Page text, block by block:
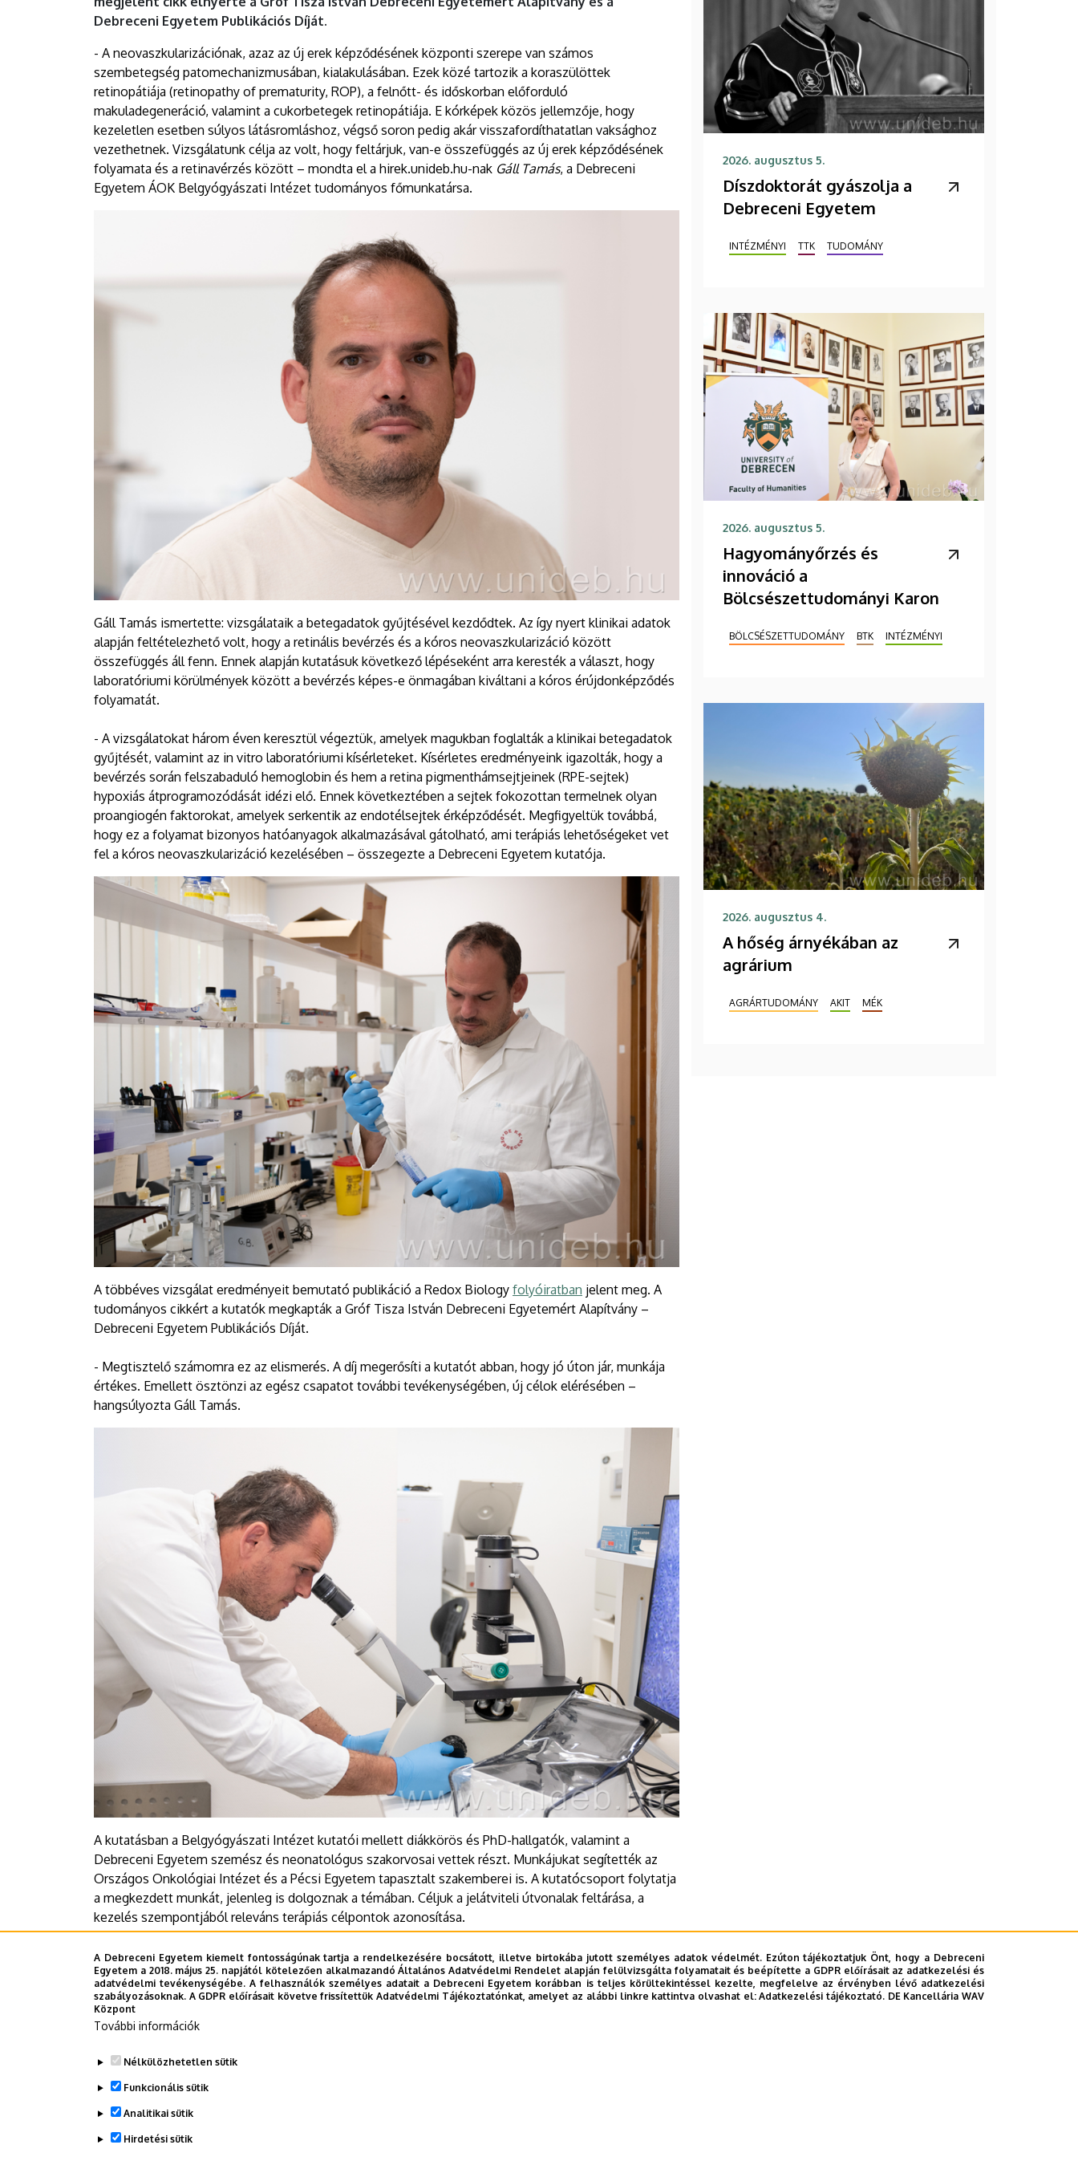
Debreceni Egyetem Publikációs Díját.
- A neovaszkularizációnak, azaz az új erek képződésének központi szerepe van számos
szembetegség patomechanizmusában, kialakulásában. Ezek közé tartozik a koraszülöttek
retinopátiája (retinopathy of prematurity, ROP), a felnőtt- és időskorban előforduló
makuladegeneráció, valamint a cukorbetegek retinopátiája. E kórképek közös jellemzője, hogy
kezeletlen esetben súlyos látásromláshoz, végső soron pedig akár visszafordíthatatlan vaksághoz
vezethetnek. Vizsgálatunk célja az volt, hogy feltárjuk, van-e összefüggés az új erek képződésének
folyamata és a retinavérzés között – mondta el a hirek.unideb.hu-nak Gáll Tamás, a Debreceni
Egyetem ÁOK Belgyógyászati Intézet tudományos főmunkatársa.
Gáll Tamás ismertette: vizsgálataik a betegadatok gyűjtésével kezdődtek. Az így nyert klinikai adatok
alapján feltételezhető volt, hogy a retinális bevérzés és a kóros neovaszkularizáció között
összefüggés áll fenn. Ennek alapján kutatásuk következő lépéseként arra keresték a választ, hogy
laboratóriumi körülmények között a bevérzés képes-e önmagában kiváltani a kóros érújdonképződés
folyamatát.
- A vizsgálatokat három éven keresztül végeztük, amelyek magukban foglalták a klinikai betegadatok
gyűjtését, valamint az in vitro laboratóriumi kísérleteket. Kísérletes eredményeink igazolták, hogy a
bevérzés során felszabaduló hemoglobin és hem a retina pigmenthámsejtjeinek (RPE-sejtek)
hypoxiás átprogramozódását idézi elő. Ennek következtében a sejtek fokozottan termelnek olyan
proangiogén faktorokat, amelyek serkentik az endotélsejtek érképződését. Megfigyeltük továbbá,
hogy ez a folyamat bizonyos hatóanyagok alkalmazásával gátolható, ami terápiás lehetőségeket vet
fel a kóros neovaszkularizáció kezelésében – összegezte a Debreceni Egyetem kutatója.
A többéves vizsgálat eredményeit bemutató publikáció a Redox Biology folyóiratban jelent meg. A
tudományos cikkért a kutatók megkapták a Gróf Tisza István Debreceni Egyetemért Alapítvány –
Debreceni Egyetem Publikációs Díját.
- Megtisztelő számomra ez az elismerés. A díj megerősíti a kutatót abban, hogy jó úton jár, munkája
értékes. Emellett ösztönzi az egész csapatot további tevékenységében, új célok elérésében –
hangsúlyozta Gáll Tamás.
A kutatásban a Belgyógyászati Intézet kutatói mellett diákkörös és PhD-hallgatók, valamint a
Debreceni Egyetem szemész és neonatológus szakorvosai vettek részt. Munkájukat segítették az
Országos Onkológiai Intézet és a Pécsi Egyetem tapasztalt szakemberei is. A kutatócsoport folytatja
a megkezdett munkát, jelenleg is dolgoznak a témában. Céljuk a jelátviteli útvonalak feltárása, a
kezelés szempontjából releváns terápiás célpontok azonosítása.
Sajtóközpont - CzA
2026. augusztus 5.
Díszdoktorát gyászolja a
Debreceni Egyetem
INTÉZMÉNYI TTK TUDOMÁNY
2026. augusztus 5.
Hagyományőrzés és
innováció a
Bölcsészettudományi Karon
BÖLCSÉSZETTUDOMÁNY BTK INTÉZMÉNYI
2026. augusztus 4.
A hőség árnyékában az
agrárium
AGRÁRTUDOMÁNY AKIT MÉK
A Debreceni Egyetem kiemelt fontosságúnak tartja a rendelkezésére bocsátott, illetve birtokába jutott személyes adatok védelmét. Ezúton tájékoztatjuk Önt, hogy a Debreceni
Egyetem a 2018. május 25. napjától kötelezően alkalmazandó Általános Adatvédelmi Rendelet alapján felülvizsgálta folyamatait és beépítette a GDPR előírásait az adatkezelési és
adatvédelmi tevékenységébe. A felhasználók személyes adatait a Debreceni Egyetem korábban is teljes körültekintéssel kezelte, megfelelve az érvényben lévő adatkezelési
szabályozásoknak. A GDPR előírásait követve frissítettük Adatvédelmi Tájékoztatónkat, amelyet az alábbi linkre kattintva olvashat el:Adatkezelési tájékoztató. DE Kancellária WAV
Központ
További információk
Nélkülözhetetlen sütik
Funkcionális sütik
Analitikai sütik
Hirdetési sütik